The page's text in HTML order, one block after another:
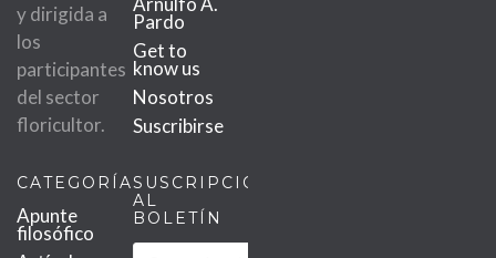
y dirigida a
los
participantes
del sector
floricultor.
Pardo
Get to
know us
Nosotros
Suscribirse
CATEGORÍAS
Apunte
filosófico
SUSCRIPCIÓN
AL
BOLETÍN